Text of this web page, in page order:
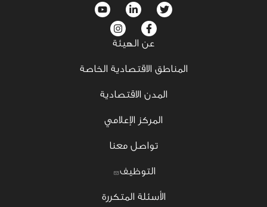
social
menu
عن الهيئة
المناطق الاقتصادية الخاصة
المدن الاقتصادية
المركز الإعلامي
تواصل معنا
التوظيف
الأسئلة المتكررة